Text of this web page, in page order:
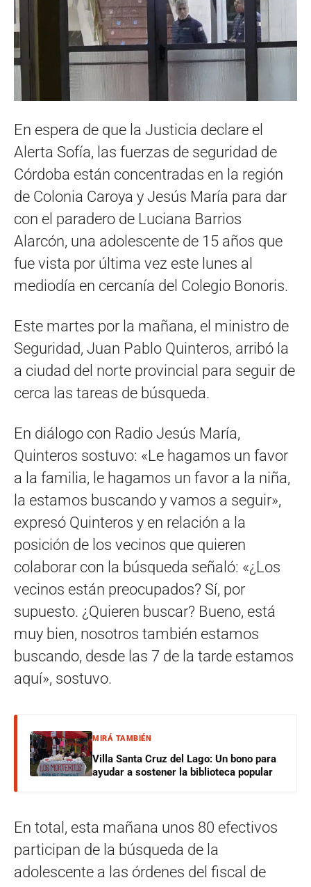
En espera de que la Justicia declare el
Alerta Sofía, las fuerzas de seguridad de
Córdoba están concentradas en la región
de Colonia Caroya y Jesús María para dar
con el paradero de Luciana Barrios
Alarcón, una adolescente de 15 años que
fue vista por última vez este lunes al
mediodía en cercanía del Colegio Bonoris.
Este martes por la mañana, el ministro de
Seguridad, Juan Pablo Quinteros, arribó la
a ciudad del norte provincial para seguir de
cerca las tareas de búsqueda.
En diálogo con Radio Jesús María,
Quinteros sostuvo: «Le hagamos un favor
a la familia, le hagamos un favor a la niña,
la estamos buscando y vamos a seguir»,
expresó Quinteros y en relación a la
posición de los vecinos que quieren
colaborar con la búsqueda señaló: «¿Los
vecinos están preocupados? Sí, por
supuesto. ¿Quieren buscar? Bueno, está
muy bien, nosotros también estamos
buscando, desde las 7 de la tarde estamos
aquí», sostuvo.
MIRÁ TAMBIÉN
Villa Santa Cruz del Lago: Un bono para
ayudar a sostener la biblioteca popular
En total, esta mañana unos 80 efectivos
participan de la búsqueda de la
adolescente a las órdenes del fiscal de